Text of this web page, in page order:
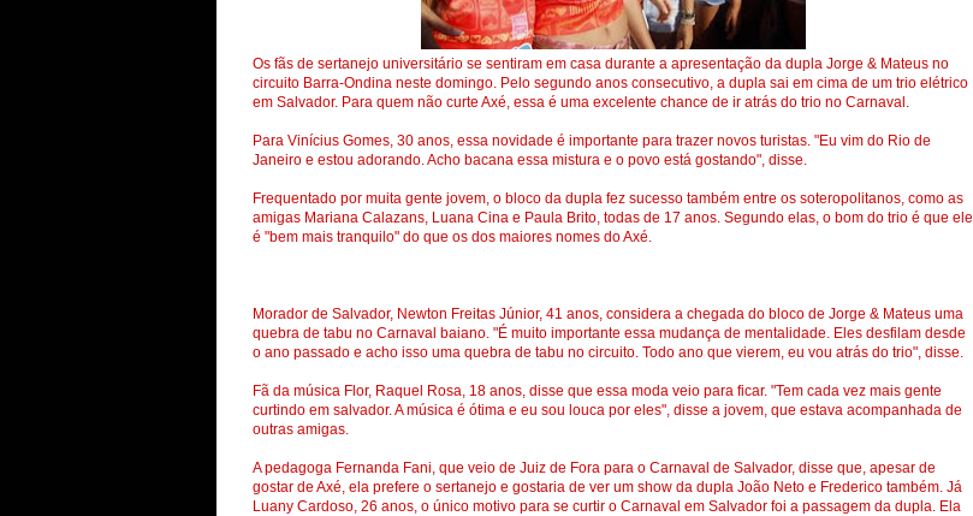
Os fãs de sertanejo universitário se sentiram em casa durante a apresentação da dupla Jorge & Mateus no
circuito Barra-Ondina neste domingo. Pelo segundo anos consecutivo, a dupla sai em cima de um trio elétrico
em Salvador. Para quem não curte Axé, essa é uma excelente chance de ir atrás do trio no Carnaval.
Para Vinícius Gomes, 30 anos, essa novidade é importante para trazer novos turistas. "Eu vim do Rio de
Janeiro e estou adorando. Acho bacana essa mistura e o povo está gostando", disse.
Frequentado por muita gente jovem, o bloco da dupla fez sucesso também entre os soteropolitanos, como as
amigas Mariana Calazans, Luana Cina e Paula Brito, todas de 17 anos. Segundo elas, o bom do trio é que ele
é "bem mais tranquilo" do que os dos maiores nomes do Axé.
Morador de Salvador, Newton Freitas Júnior, 41 anos, considera a chegada do bloco de Jorge & Mateus uma
quebra de tabu no Carnaval baiano. "É muito importante essa mudança de mentalidade. Eles desfilam desde
o ano passado e acho isso uma quebra de tabu no circuito. Todo ano que vierem, eu vou atrás do trio", disse.
Fã da música Flor, Raquel Rosa, 18 anos, disse que essa moda veio para ficar. "Tem cada vez mais gente
curtindo em salvador. A música é ótima e eu sou louca por eles", disse a jovem, que estava acompanhada de
outras amigas.
A pedagoga Fernanda Fani, que veio de Juiz de Fora para o Carnaval de Salvador, disse que, apesar de
gostar de Axé, ela prefere o sertanejo e gostaria de ver um show da dupla João Neto e Frederico também. Já
Luany Cardoso, 26 anos, o único motivo para se curtir o Carnaval em Salvador foi a passagem da dupla. Ela